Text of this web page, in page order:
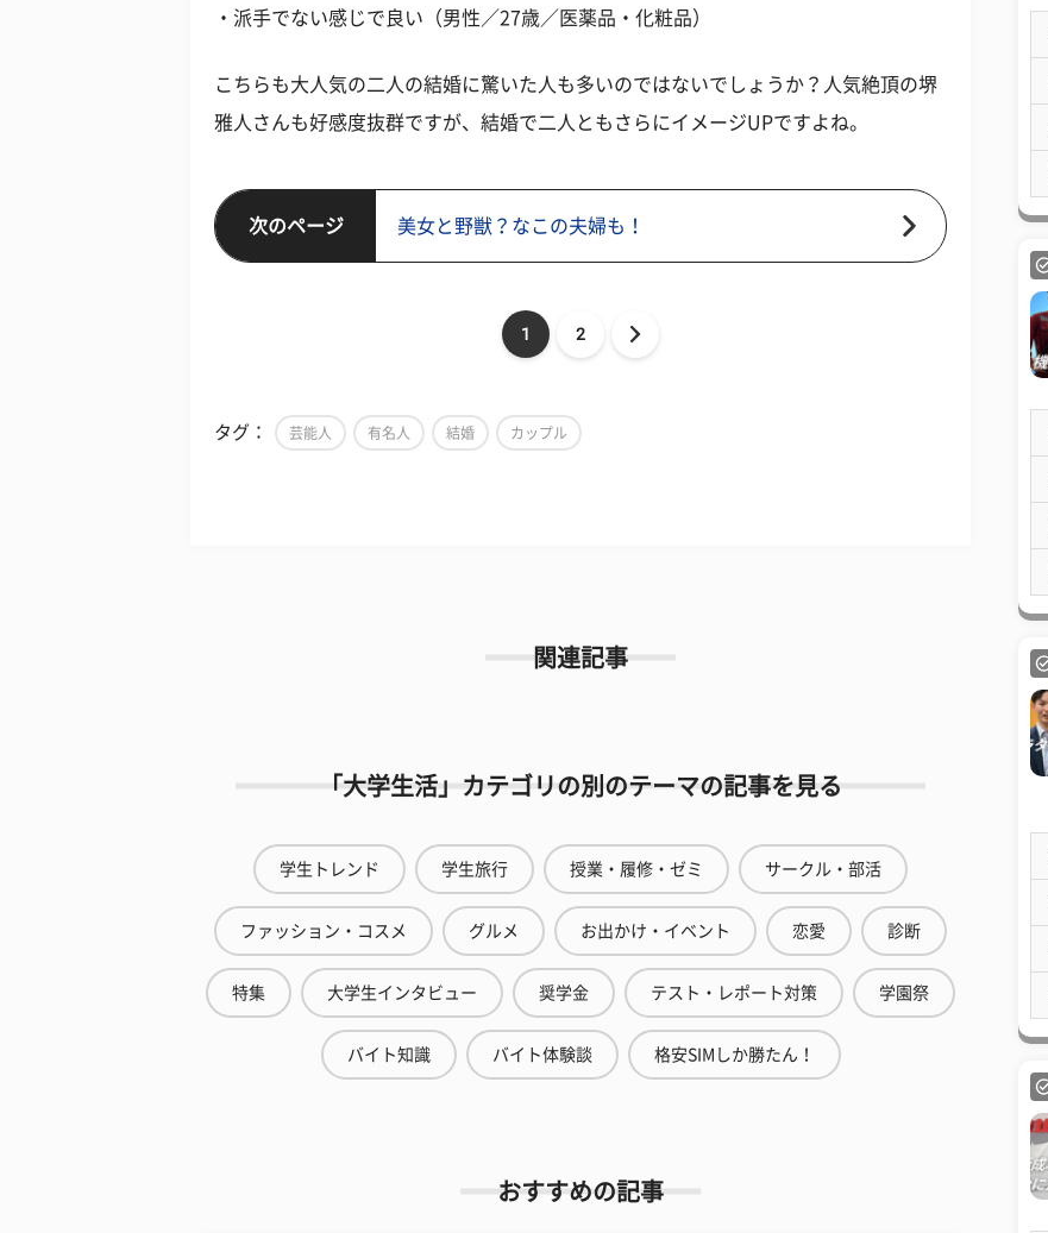
・派手でない感じで良い（男性／27歳／医薬品・化粧品）
こちらも大人気の二人の結婚に驚いた人も多いのではないでしょうか？人気絶頂の堺
雅人さんも好感度抜群ですが、結婚で二人ともさらにイメージUPですよね。
次のページ 美女と野獣？なこの夫婦も！
1 2
タグ： 芸能人 有名人 結婚 カップル
関連記事
「大学生活」カテゴリの別のテーマの記事を見る
学生トレンド 学生旅行 授業・履修・ゼミ サークル・部活
ファッション・コスメ グルメ お出かけ・イベント 恋愛 診断
特集 大学生インタビュー 奨学金 テスト・レポート対策 学園祭
バイト知識 バイト体験談 格安SIMしか勝たん！
おすすめの記事